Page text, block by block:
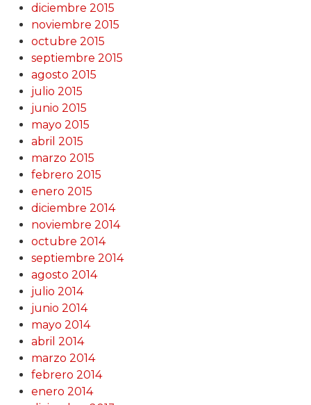
diciembre 2015
noviembre 2015
octubre 2015
septiembre 2015
agosto 2015
julio 2015
junio 2015
mayo 2015
abril 2015
marzo 2015
febrero 2015
enero 2015
diciembre 2014
noviembre 2014
octubre 2014
septiembre 2014
agosto 2014
julio 2014
junio 2014
mayo 2014
abril 2014
marzo 2014
febrero 2014
enero 2014